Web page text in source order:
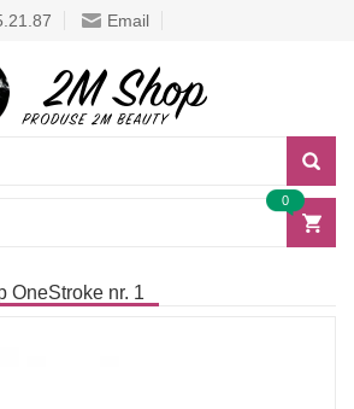
Email
0
OneStroke nr. 1